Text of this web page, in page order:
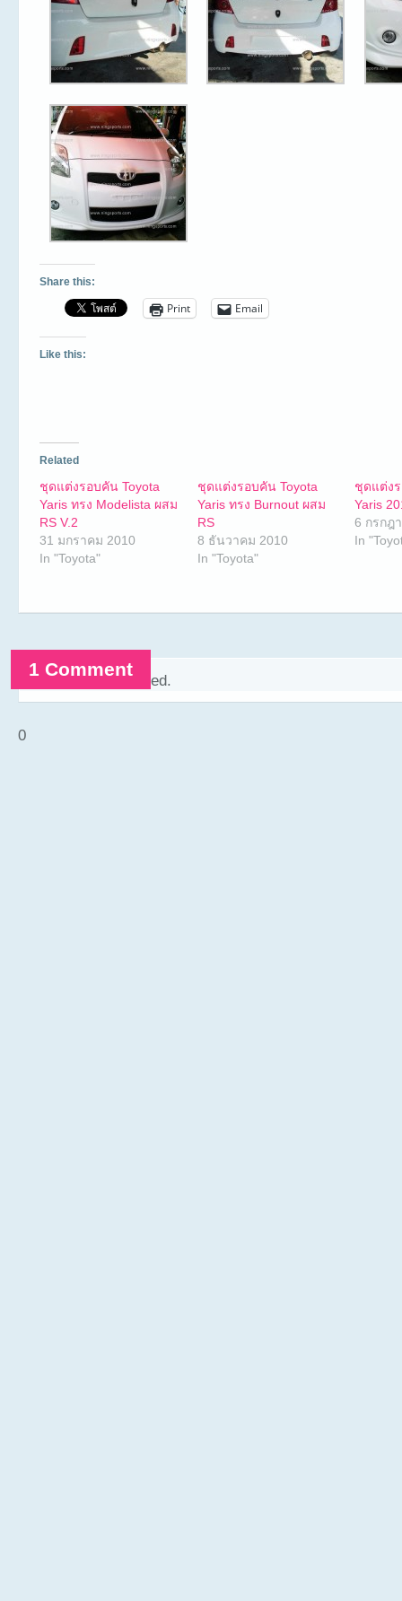
Share this:
Print Email
Like this:
Related
ชุดแต่งรอบคัน Toyota
Yaris ทรง Modelista ผสม
RS V.2
31 มกราคม 2010
In "Toyota"
ชุดแต่งรอบคัน Toyota
Yaris ทรง Burnout ผสม
RS
8 ธันวาคม 2010
In "Toyota"
ชุดแต่ง
Yaris
6 กรกฎ
In
1 Comment
Comments are closed.
0